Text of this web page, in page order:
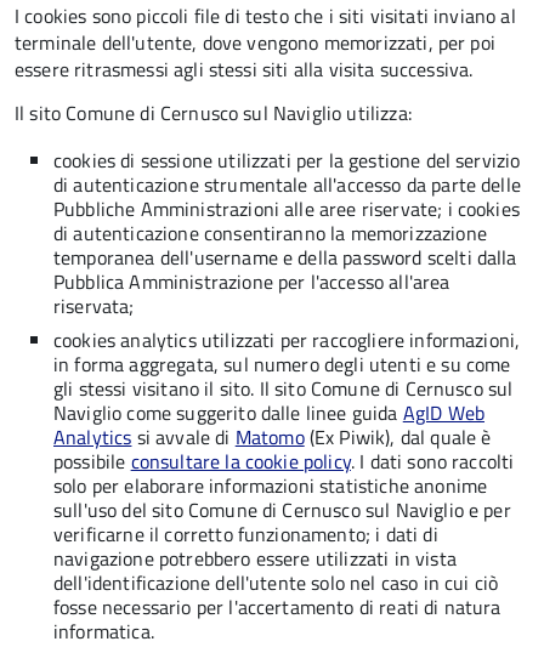
I cookies sono piccoli file di testo che i siti visitati inviano al
terminale dell'utente, dove vengono memorizzati, per poi
essere ritrasmessi agli stessi siti alla visita successiva.
Il sito Comune di Cernusco sul Naviglio utilizza:
cookies di sessione utilizzati per la gestione del servizio
di autenticazione strumentale all'accesso da parte delle
Pubbliche Amministrazioni alle aree riservate; i cookies
di autenticazione consentiranno la memorizzazione
temporanea dell'username e della password scelti dalla
Pubblica Amministrazione per l'accesso all'area
riservata;
cookies analytics utilizzati per raccogliere informazioni,
in forma aggregata, sul numero degli utenti e su come
gli stessi visitano il sito. Il sito Comune di Cernusco sul
Naviglio come suggerito dalle linee guida AgID Web
Analytics si avvale di Matomo(Ex Piwik), dal quale è
possibile consultare la cookie policy. I dati sono raccolti
solo per elaborare informazioni statistiche anonime
sull'uso del sito Comune di Cernusco sul Naviglio e per
verificarne il corretto funzionamento; i dati di
navigazione potrebbero essere utilizzati in vista
dell'identificazione dell'utente solo nel caso in cui ciò
fosse necessario per l'accertamento di reati di natura
informatica.